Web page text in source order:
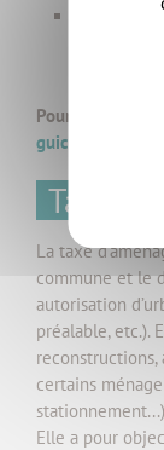
PCMI 7
Pour déposer
Taxe
La taxe
commune et le
autorisation
préalable, etc.).
reconstructions,
certains
Elle a pour